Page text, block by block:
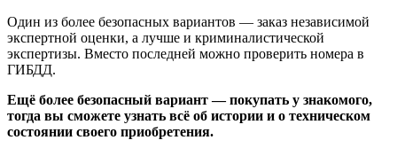
Один из более безопасных вариантов — заказ независимой
экспертной оценки, а лучше и криминалистической
экспертизы. Вместо последней можно проверить номера в
ГИБДД.
Ещё более безопасный вариант — покупать у знакомого,
тогда вы сможете узнать всё об истории и о техническом
состоянии своего приобретения.